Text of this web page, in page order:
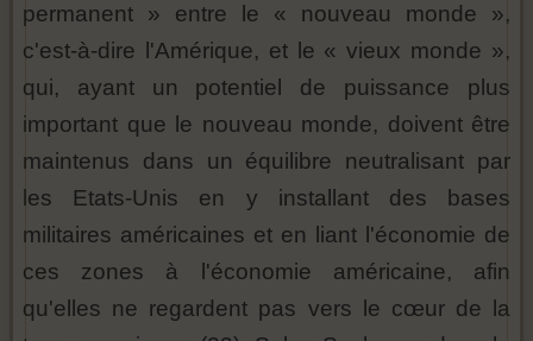
permanent » entre le « nouveau monde »,
c'est-à-dire l'Amérique, et le « vieux monde »,
qui, ayant un potentiel de puissance plus
important que le nouveau monde, doivent être
maintenus dans un équilibre neutralisant par
les Etats-Unis en y installant des bases
militaires américaines et en liant l'économie de
ces zones à l'économie américaine, afin
qu'elles ne regardent pas vers le cœur de la